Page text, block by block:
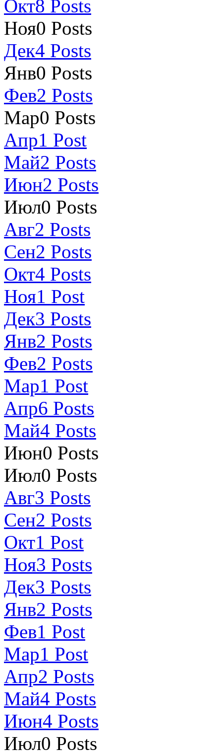
Окт8 Posts
Ноя0 Posts
Дек4 Posts
Янв0 Posts
Фев2 Posts
Мар0 Posts
Апр1 Post
Май2 Posts
Июн2 Posts
Июл0 Posts
Авг2 Posts
Сен2 Posts
Окт4 Posts
Ноя1 Post
Дек3 Posts
Янв2 Posts
Фев2 Posts
Мар1 Post
Апр6 Posts
Май4 Posts
Июн0 Posts
Июл0 Posts
Авг3 Posts
Сен2 Posts
Окт1 Post
Ноя3 Posts
Дек3 Posts
Янв2 Posts
Фев1 Post
Мар1 Post
Апр2 Posts
Май4 Posts
Июн4 Posts
Июл0 Posts